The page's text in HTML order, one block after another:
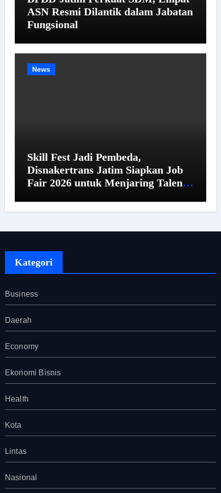
ASN Resmi Dilantik dalam Jabatan
Fungsional
News
Skill Fest Jadi Pembeda,
Disnakertrans Jatim Siapkan Job
Fair 2026 untuk Menjaring Talenta
Kategori
Business
Daerah
Economy
Ekonomi Bisnis
Health
Kota
Lintas
Nasional